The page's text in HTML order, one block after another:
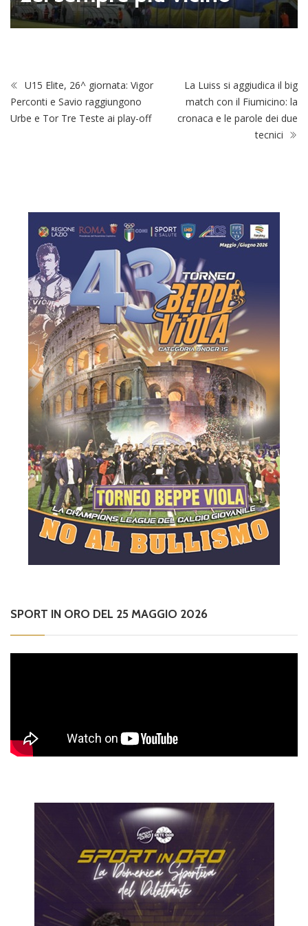
U15 Elite, 26^ giornata: Vigor
Perconti e Savio raggiungono
Urbe e Tor Tre Teste ai play-off
La Luiss si aggiudica il big
match con il Fiumicino: la
cronaca e le parole dei due
tecnici
SPORT IN ORO DEL 25 MAGGIO 2026